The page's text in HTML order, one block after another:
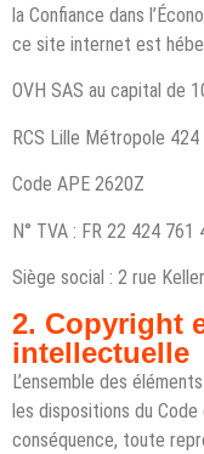
la Confiance dans
ce site internet est
OVH SAS au capital de
RCS Lille Métropole
Code APE 2620Z
N° TVA : FR 22 424 761
Siège social : 2 rue
2. Copyright
intellectuelle
L’ensemble des
les dispositions du
conséquence, toute